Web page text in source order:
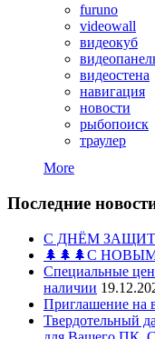
furuno
videowall
видеокуб
видеостена
навигация
новости
рыбопоиск
траулер
More
Последние
С ДНЁМ
🌲🌲🌲С
Специальные
наличии
Приглашение на
Твердотельный